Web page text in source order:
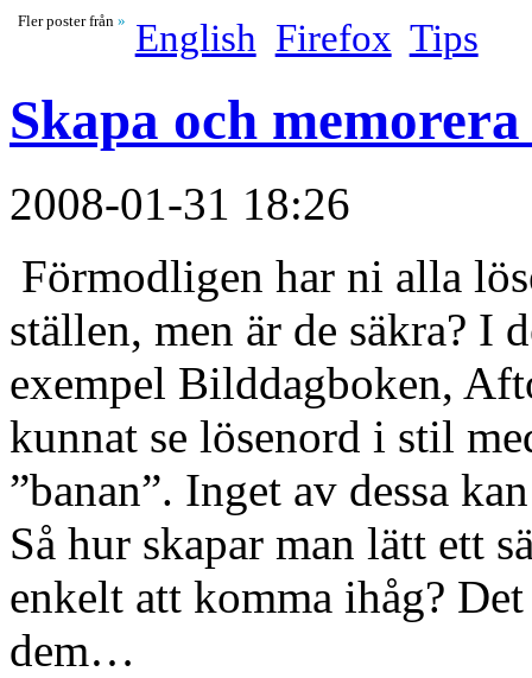
Fler poster från» English Firefox Tips
Skapa och
2008-01-31 18:26
Förmodligen har ni alla
ställen, men är de säkra? I
exempel Bilddagboken,
kunnat se lösenord i stil
”banan”. Inget av dessa
Så hur skapar man lätt ett
enkelt att komma ihåg?
dem…